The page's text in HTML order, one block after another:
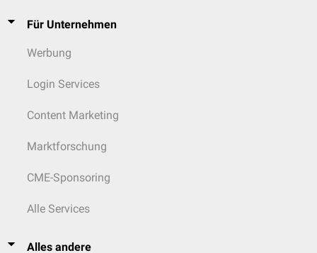
Für Unternehmen
Werbung
Login Services
Content Marketing
Marktforschung
CME-Sponsoring
Alle Services
Alles andere